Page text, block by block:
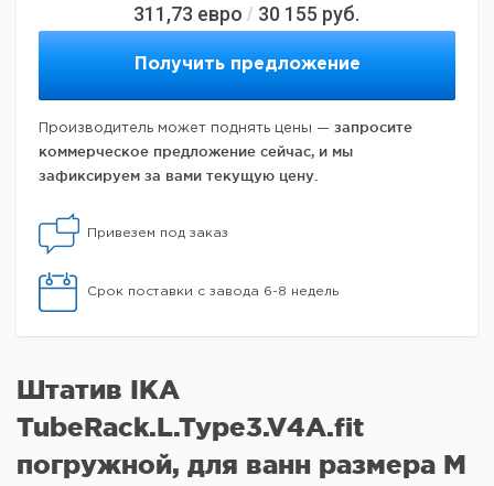
311,73 евро / 30 155 руб.
Получить предложение
Производитель может поднять цены — запросите
коммерческое предложение сейчас, и мы
зафиксируем за вами текущую цену.
Привезем под заказ
Срок поставки с завода 6-8 недель
Штатив IKA
TubeRack.L.Type3.V4A.fit
погружной, для ванн размера M